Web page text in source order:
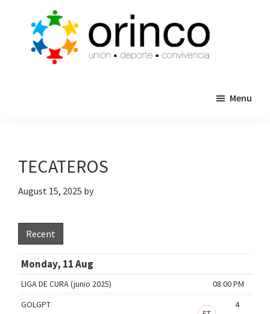
primary
de
Bateo
Eventos
Menu
TECATEROS
August 15, 2025 by
Recent
Monday, 11 Aug
08:00 PM
LIGA DE CURA (junio 2025)
GOLGPT
4